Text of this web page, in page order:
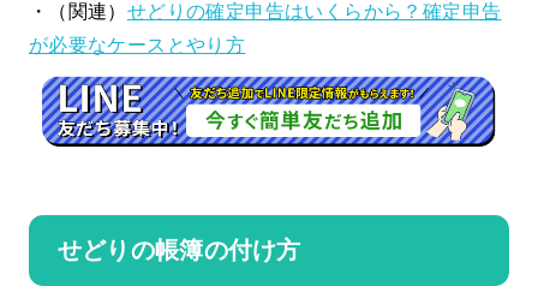
・（関連） せどりの確定申告はいくらから？確定申告
が必要なケースとやり方
せどりの帳簿の付け方